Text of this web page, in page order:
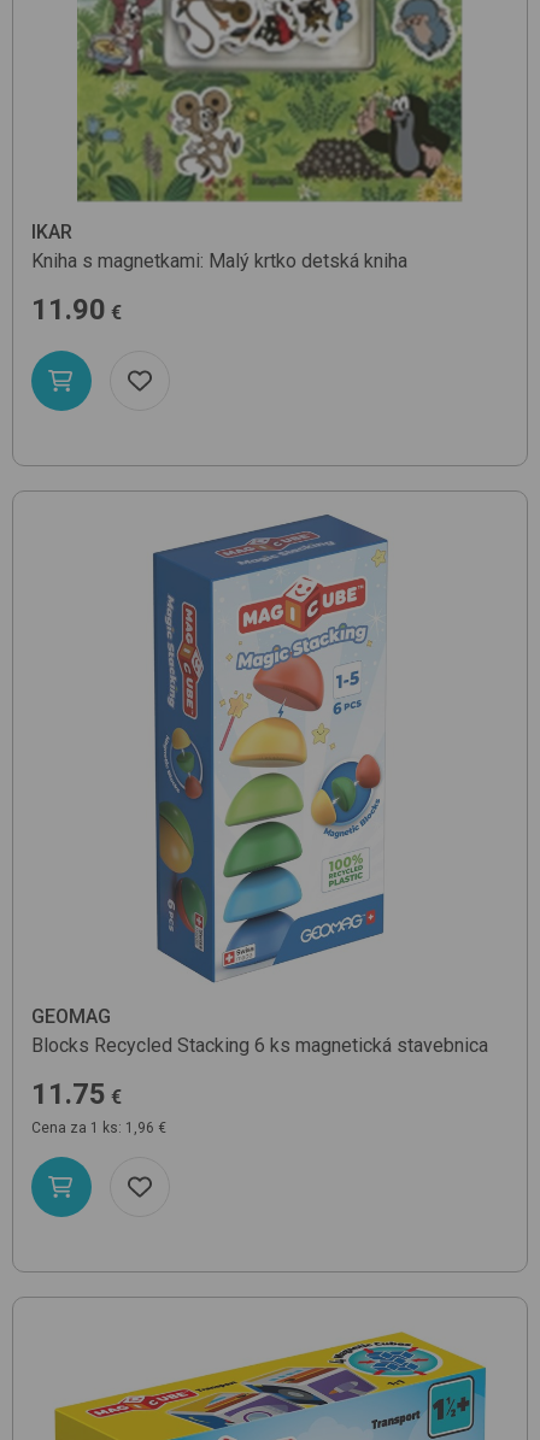
IKAR
Kniha s magnetkami: Malý krtko detská kniha
11.90 €
GEOMAG
Blocks Recycled Stacking 6 ks magnetická stavebnica
11.75 €
Cena za 1 ks: 1,96 €